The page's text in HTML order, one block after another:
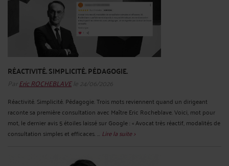
RÉACTIVITÉ. SIMPLICITÉ. PÉDAGOGIE.
Par Eric ROCHEBLAVEle 24/06/2026
Réactivité. Simplicité. Pédagogie. Trois mots reviennent quand un dirigeant
raconte sa première consultation avec Maître Eric Rocheblave. Voici, mot pour
mot, le dernier avis 5 étoiles laissé sur Google : « Avocat très réactif, modalités de
consultation simples et efficaces. ... Lire la suite >